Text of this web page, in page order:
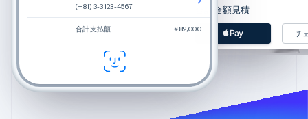
合計金額見積
チ
(+81) 3-3123-4567
合計支払額 ￥82,000